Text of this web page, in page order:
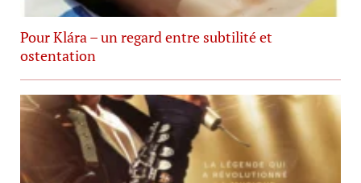
Pour Klára – un regard entre subtilité et
ostentation